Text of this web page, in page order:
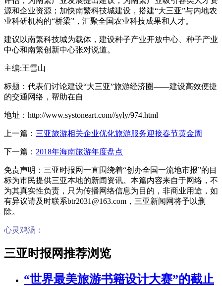
源和企业资源；加快南繁科技城建设，搭建“大三亚”与内地农
业科研机构的“桥梁”，汇聚全国农业科技成果和人才。
建议以南繁科技城为载体，建设种子产业开放中心、种子产业
中心和南繁创新中心张对说道。
主编:王雪山
标题：代表们讨论建设“大三亚”旅游经济圈——建设高效便捷
的交通网络，帮助在自
地址：http://www.systoneart.com//syly/974.html
上一篇： 三亚旅游相关企业优化旅游服务迎接春节黄金周
下一篇： 2018年海南旅游年度盘点
免责声明：三亚时报网一直围绕着“创办全国一流地市报”的目
标为市民提供三亚本地的新闻资讯。本篇内容来自于网络，不
为其真实性负责，只为传播网络信息为目的，非商业用途，如
有异议请及时联系btr2031@163.com，三亚新闻网将予以删
除。
心灵鸡汤：
三亚时报网推荐浏览
“世界最美旅游书籍设计大赛”的截止